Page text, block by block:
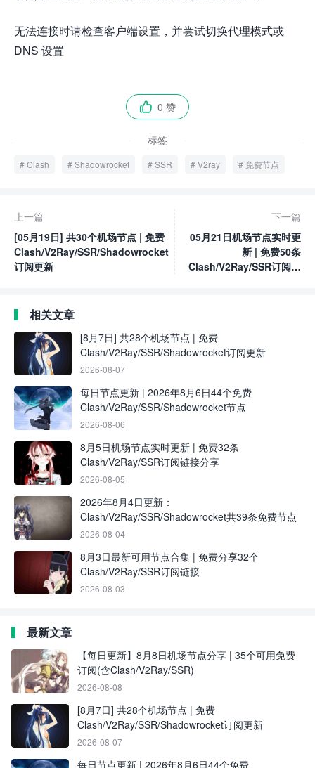
无法连接时请检查客户端设置，并尝试切换代理模式或
DNS 设置
 0 赞
标签
Clash Shadowrocket SSR V2ray 免费节点
上一篇
[05月19日] 共30个机场节点 | 免费
Clash/V2Ray/SSR/Shadowrocket
订阅更新
下一篇
05月21日机场节点实时更
新 | 免费50条
Clash/V2Ray/SSR订阅链
相关文章
[8月7日] 共28个机场节点 | 免费
Clash/V2Ray/SSR/Shadowrocket订阅更新
2026-08-07
每日节点更新 | 2026年8月6日44个免费
Clash/V2Ray/SSR/Shadowrocket节点
2026-08-06
8月5日机场节点实时更新 | 免费32条
Clash/V2Ray/SSR订阅链接分享
2026-08-05
2026年8月4日更新：
Clash/V2Ray/SSR/Shadowrocket共39条免费节点
2026-08-04
8月3日最新可用节点合集 | 免费分享32个
Clash/V2Ray/SSR订阅链接
2026-08-03
最新文章
【每日更新】8月8日机场节点分享 | 35个可用免费
订阅(含Clash/V2Ray/SSR)
2026-08-08
[8月7日] 共28个机场节点 | 免费
Clash/V2Ray/SSR/Shadowrocket订阅更新
2026-08-07
每日节点更新 | 2026年8月6日44个免费